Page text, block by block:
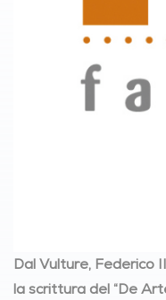
Dal Vulture, Federico
la scrittura del “De